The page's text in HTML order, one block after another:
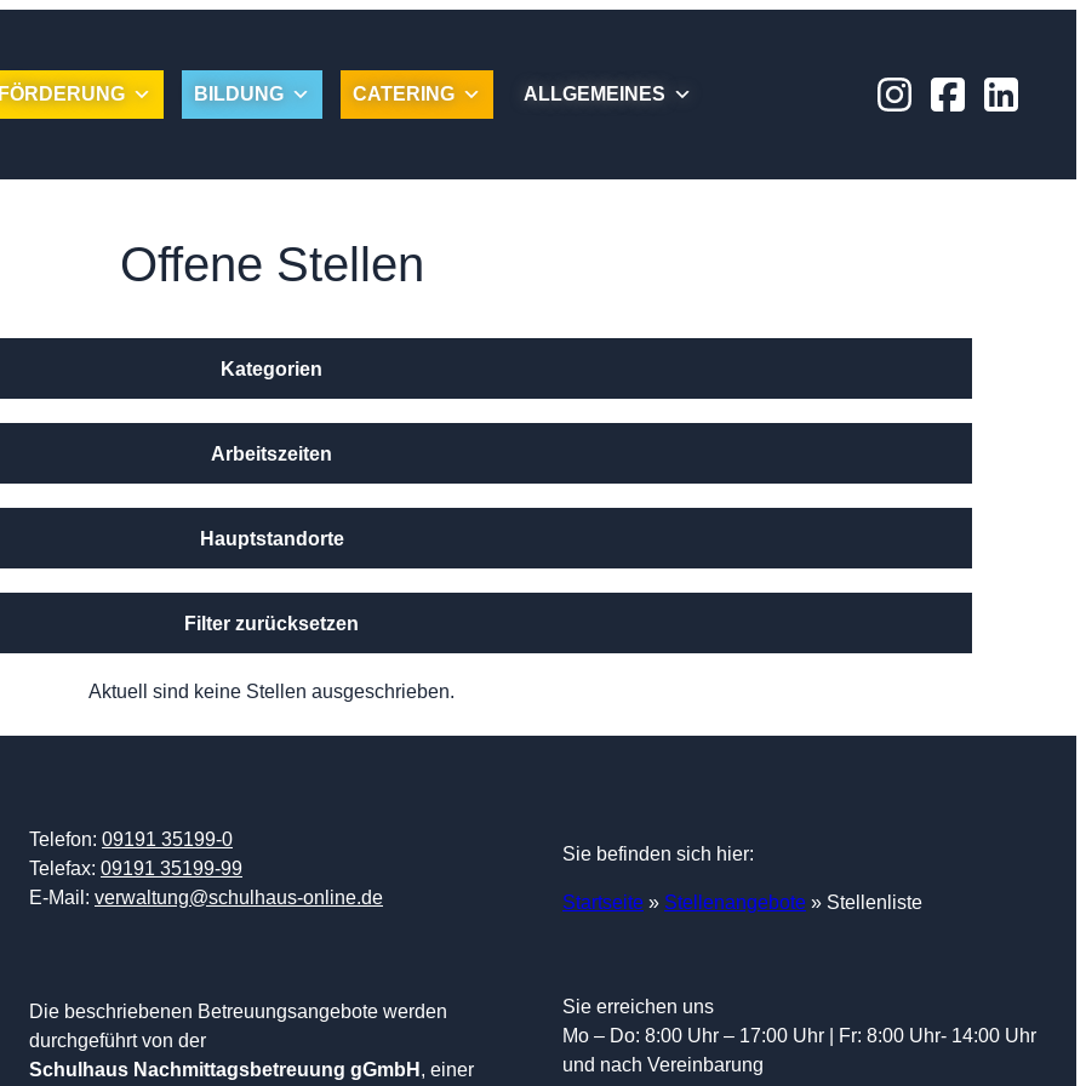
FÖRDERUNG BILDUNG CATERING ALLGEMEINES
Offene Stellen
Kategorien
Arbeitszeiten
Hauptstandorte
Filter zurücksetzen
Aktuell sind keine Stellen ausgeschrieben.
Telefon: 09191 35199-0
Telefax: 09191 35199-99
E-Mail: verwaltung@schulhaus-online.de
Sie befinden sich hier:
Startseite » Stellenangebote » Stellenliste
Die beschriebenen Betreuungsangebote werden
durchgeführt von der
Schulhaus Nachmittagsbetreuung gGmbH , einer
Sie erreichen uns
Mo – Do: 8:00 Uhr – 17:00 Uhr | Fr: 8:00 Uhr- 14:00 Uhr
und nach Vereinbarung